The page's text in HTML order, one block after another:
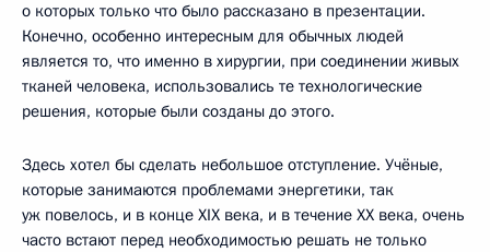
о которых только что было рассказано в презентации.
Конечно, особенно интересным для обычных людей
является то, что именно в хирургии, при соединении живых
тканей человека, использовались те технологические
решения, которые были созданы до этого.
Здесь хотел бы сделать небольшое отступление. Учёные,
которые занимаются проблемами энергетики, так
уж повелось, и в конце XIX века, и в течение XX века, очень
часто встают перед необходимостью решать не только